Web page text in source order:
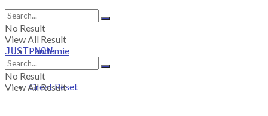
Pandemie
Great Reset
No Result
View All Result
JUST-NOW
No Result
View All Result